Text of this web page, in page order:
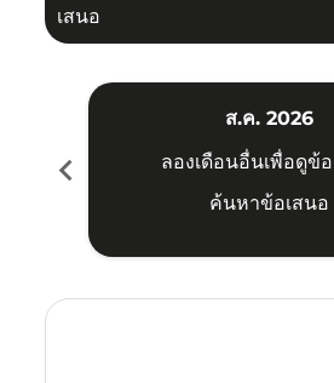
เสนอ
chevron_left
ส.ค. 2026
ลองเดือนอื่นเพื่อดูข้
ค้นหาข้อเสนอ